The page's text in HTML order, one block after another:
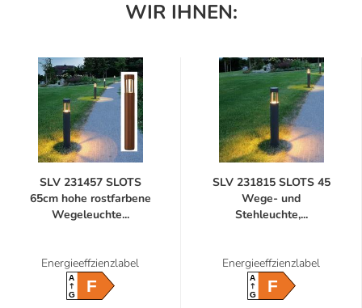
WIR IHNEN:
SLV 231457 SLOTS
65cm hohe rostfarbene
Wegeleuchte...
Energieeffzienzlabel
A
GF
SLV 231815 SLOTS 45
Wege- und
Stehleuchte,...
Energieeffzienzlabel
A
GF